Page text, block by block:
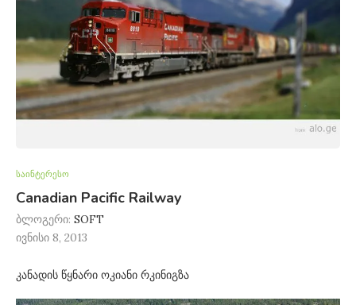
საინტერესო
Canadian Pacific Railway
ბლოგერი: SOFT
ივნისი 8, 2013
კანადის წყნარი ოკიანი რკინიგზა